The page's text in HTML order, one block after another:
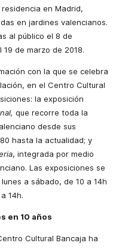
en Madrid,
en jardines valencianos.
al público el 8 de
de marzo de 2018.
con la que se celebra
en el Centro Cultural
la exposición
que recorre toda la
desde sus
hasta la actualidad; y
, integrada por medio
Las exposiciones se
a sábado, de 10 a 14h
14h.
en 10 años
Cultural Bancaja ha